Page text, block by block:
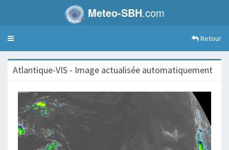
Meteo-SBH.com
Toggle
Retour
Atlantique-VIS - Image actualisée automatiquement